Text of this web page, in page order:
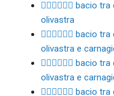
👩🏽‍❤️‍💋‍👩🏽 bacio
olivastra
👩🏽‍❤️‍💋‍👩🏾 bacio
olivastra e
👩🏽‍❤️‍💋‍👩🏿 bacio
olivastra e
👩🏾‍❤️‍💋‍👩🏻 bacio